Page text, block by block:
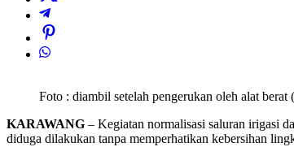
Foto : diambil setelah pengerukan oleh alat
KARAWANG – Kegiatan normalisasi saluran irigasi
diduga dilakukan tanpa memperhatikan kebersihan